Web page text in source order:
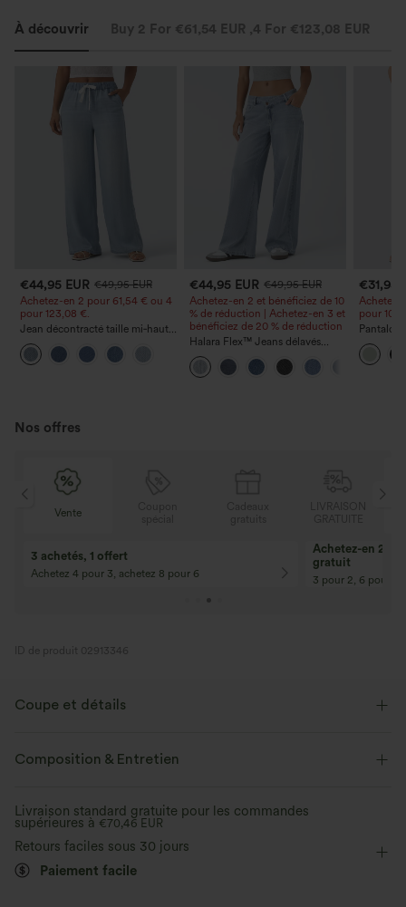
À découvrir Buy 2 For €61,54 EUR ,4 For €123,08 EUR
€44,95 EUR €49,95 EUR
Achetez-en 2 pour 61,54 € ou 4
pour 123,08 €.
Jean décontracté taille mi‑haute,
à cordon de serrage, avec
poches
€44,95 EUR €49,95 EUR
Achetez-en 2 et bénéficiez de 10
% de réduction | Achetez-en 3 et
bénéficiez de 20 % de réduction
Halara Flex™ Jeans délavés
décontractés, coupe baggy à
jambe large, taille basse
asymétrique, poches zippées
€31,95
Achetez-
pour
Pantalon
avec
coupe
effet lin
Nos offres
Coupon
spécial
10% de réduction
Pour toute commande de 107,00 € et
plus ! Code : Aug2026
12% de réduction
Pour toute
plus ! Code :
ID de produit 02913346
Coupe et détails
Coupe classique Dos avec ouverture goutte
Décontracté Imprimé léopard
Composition & Entretien
Livraison standard gratuite pour les commandes
supérieures à €70,46 EUR
Retours faciles sous 30 jours
Paiement facile